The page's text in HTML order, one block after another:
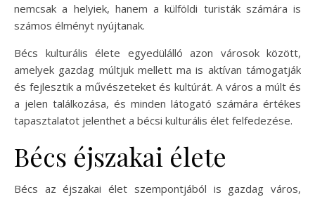
nemcsak a helyiek, hanem a külföldi turisták számára is
számos élményt nyújtanak.
Bécs kulturális élete egyedülálló azon városok között,
amelyek gazdag múltjuk mellett ma is aktívan támogatják
és fejlesztik a művészeteket és kultúrát. A város a múlt és
a jelen találkozása, és minden látogató számára értékes
tapasztalatot jelenthet a bécsi kulturális élet felfedezése.
Bécs éjszakai élete
Bécs az éjszakai élet szempontjából is gazdag város,